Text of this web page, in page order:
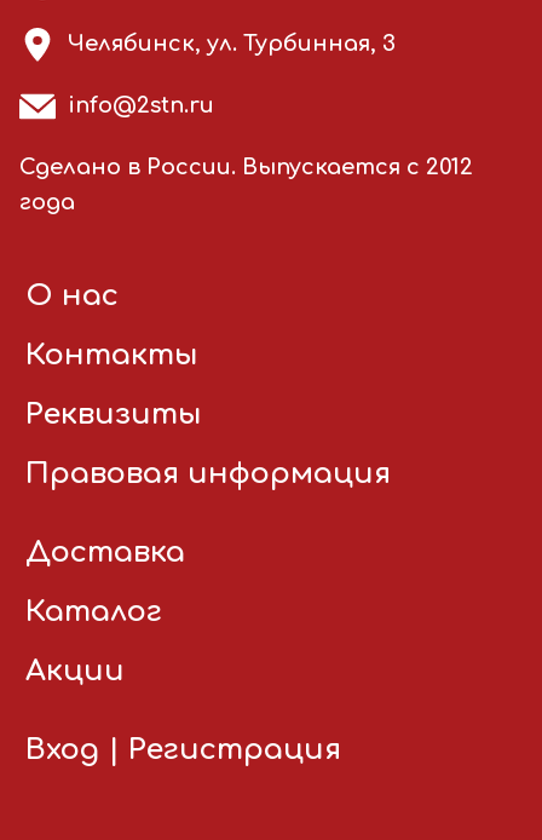
Челябинск, ул. Турбинная, 3
info@2stn.ru
Сделано в России. Выпускается с 2012
года
О нас
Контакты
Реквизиты
Правовая информация
Доставка
Каталог
Акции
Вход Регистрация